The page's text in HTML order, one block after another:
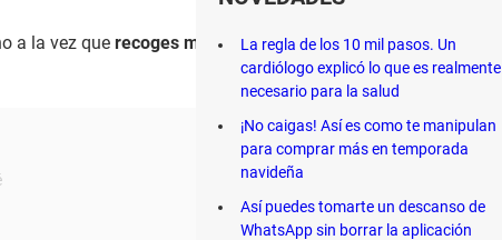
a la vez que recoges monedas y bonosque te dan habilidades
La regla de los 10 mil pasos. Un
cardiólogo explicó lo que es realmente
necesario para la salud
¡No caigas! Así es como te manipulan
para comprar más en temporada
navideña
Así puedes tomarte un descanso de
WhatsApp sin borrar la aplicación